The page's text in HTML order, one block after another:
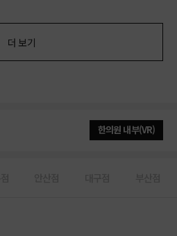
더 보기
한의원 내부(VR)